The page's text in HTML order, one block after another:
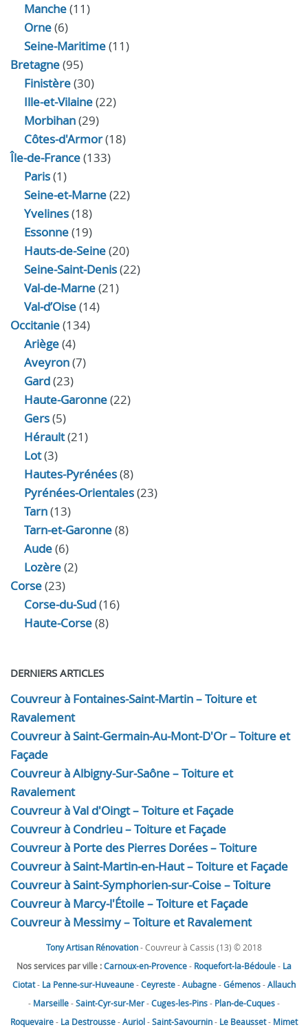
Manche(11)
Orne(6)
Seine-Maritime(11)
Bretagne(95)
Finistère(30)
Ille-et-Vilaine(22)
Morbihan(29)
Côtes-d'Armor(18)
Île-de-France(133)
Paris(1)
Seine-et-Marne(22)
Yvelines(18)
Essonne(19)
Hauts-de-Seine(20)
Seine-Saint-Denis(22)
Val-de-Marne(21)
Val-d’Oise(14)
Occitanie(134)
Ariège(4)
Aveyron(7)
Gard(23)
Haute-Garonne(22)
Gers(5)
Hérault(21)
Lot(3)
Hautes-Pyrénées(8)
Pyrénées-Orientales(23)
Tarn(13)
Tarn-et-Garonne(8)
Aude(6)
Lozère(2)
Corse(23)
Corse-du-Sud(16)
Haute-Corse(8)
DERNIERS ARTICLES
Couvreur à Fontaines-Saint-Martin – Toiture et
Ravalement
Couvreur à Saint-Germain-Au-Mont-D'Or – Toiture et
Façade
Couvreur à Albigny-Sur-Saône – Toiture et
Ravalement
Couvreur à Val d'Oingt – Toiture et Façade
Couvreur à Condrieu – Toiture et Façade
Couvreur à Porte des Pierres Dorées – Toiture
Couvreur à Saint-Martin-en-Haut – Toiture et Façade
Couvreur à Saint-Symphorien-sur-Coise – Toiture
Couvreur à Marcy-l'Étoile – Toiture et Façade
Couvreur à Messimy – Toiture et Ravalement
Tony Artisan Rénovation- Couvreur à Cassis (13) © 2018
Nos services par ville :Carnoux-en-Provence- Roquefort-la-Bédoule- La
Ciotat- La Penne-sur-Huveaune-Ceyreste-Aubagne-Gémenos-Allauch
- Marseille-Saint-Cyr-sur-Mer-Cuges-les-Pins- Plan-de-Cuques-
Roquevaire- La Destrousse-Auriol-Saint-Savournin- Le Beausset- Mimet